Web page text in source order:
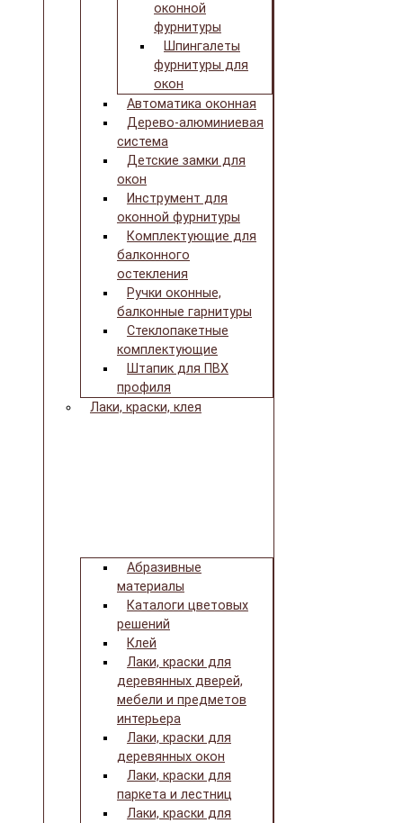
оконной
фурнитуры
Шпингалеты
фурнитуры для
окон
Автоматика оконная
Дерево-алюминиевая
система
Детские замки для
окон
Инструмент для
оконной фурнитуры
Комплектующие для
балконного
остекления
Ручки оконные,
балконные гарнитуры
Стеклопакетные
комплектующие
Штапик для ПВХ
профиля
Лаки, краски, клея
Абразивные
материалы
Каталоги цветовых
решений
Клей
Лаки, краски для
деревянных дверей,
мебели и предметов
интерьера
Лаки, краски для
деревянных окон
Лаки, краски для
паркета и лестниц
Лаки, краски для